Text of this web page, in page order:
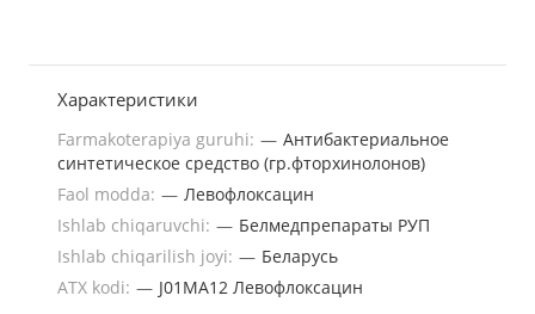
Характеристики
Farmakoterapiya guruhi: — Антибактериальное
синтетическое средство (гр.фторхинолонов)
Faol modda: — Левофлоксацин
Ishlab chiqaruvchi: — Белмедпрепараты РУП
Ishlab chiqarilish joyi: — Беларусь
ATX kodi: — J01MA12 Левофлоксацин